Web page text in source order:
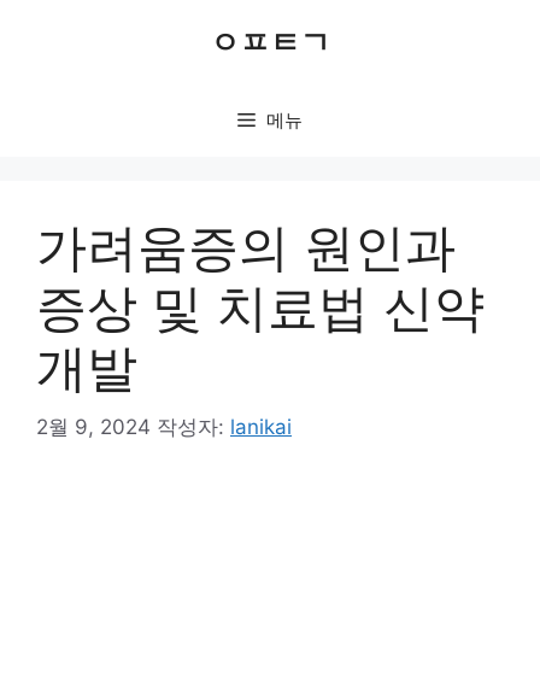
ㅇㅍㅌㄱ
메뉴
가려움증의 원인과
증상 및 치료법 신약
개발
2월 9, 2024 작성자: lanikai